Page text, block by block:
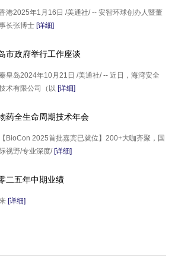
港2025年1月16日 /美通社/ -- 安智环球创办人暨董
长张博士 [详细]
市政府举行工作座谈
皇岛2024年10月21日 /美通社/ -- 近日，海湾安全
术有限公司（以 [详细]
药全生命周期技术年会
【BioCon 2025首批嘉宾已就位】200+大咖齐聚，国
际视野/专业深度/ [详细]
二五年中期业绩
[详细]